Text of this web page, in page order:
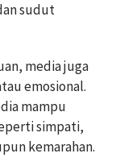
sudut
media juga
emosional.
mampu
simpati,
kemarahan.